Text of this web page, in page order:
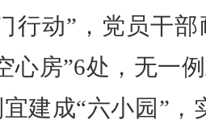
行动”，党员干
心房”6处，无一
宜建成“六小园”